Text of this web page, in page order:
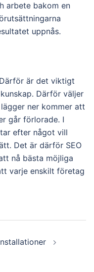
arbete bakom en
uppnås.
är det viktigt
Därför väljer
ner kommer att
går förlorade. I
efter något vill
Det är därför SEO
nå bästa möjliga
varje enskilt företag